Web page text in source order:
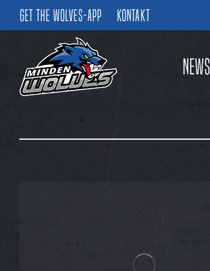
Get the Wolves-App Kontakt
News